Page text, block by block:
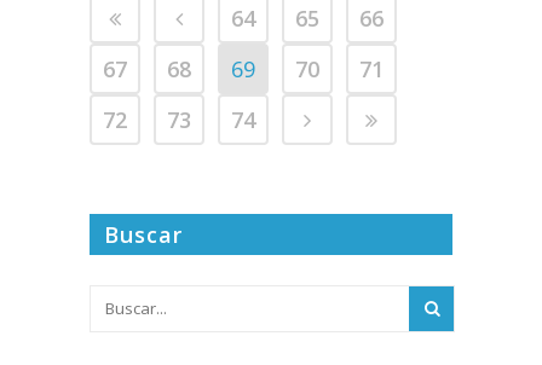
64 65
66
67
68 69 70
71
72
73 74
Buscar